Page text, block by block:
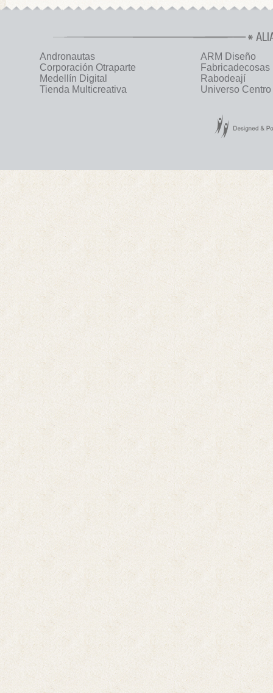
Andronautas
ARM Diseño
Corporación Otraparte
Fabricadecosas
Medellín Digital
Rabodeají
Tienda Multicreativa
Universo Centro